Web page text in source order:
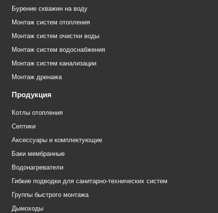
Бурение скважин на воду
Монтаж систем отопления
Монтаж систем очистки воды
Монтаж систем водоснабжения
Монтаж систем канализации
Монтаж дренажа
Продукция
Котлы отопления
Септики
Аксессуары и комплектующие
Баки мембранные
Водонагреватели
Гибкие подводки для санитарно-технических систем
Группы быстрого монтажа
Дымоходы